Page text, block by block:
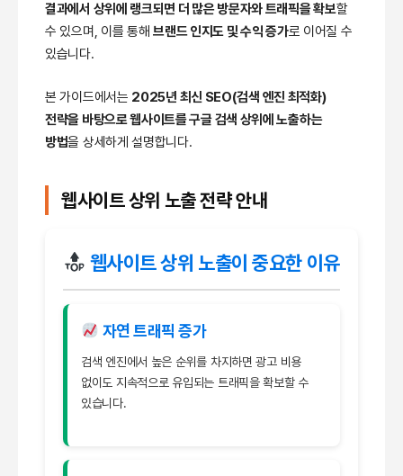
결과에서 상위에 랭크되면 더 많은 방문자와 트래픽을 확보할
수 있으며, 이를 통해브랜드 인지도 및 수익 증가로 이어질 수
있습니다.
본 가이드에서는 2025년 최신 SEO(검색 엔진 최적화)
전략을 바탕으로 웹사이트를 구글 검색 상위에 노출하는
방법을 상세하게 설명합니다.
웹사이트 상위 노출 전략 안내
웹사이트 상위 노출이 중요한 이유
자연 트래픽 증가
검색 엔진에서 높은 순위를 차지하면 광고 비용
없이도 지속적으로 유입되는 트래픽을 확보할 수
있습니다.